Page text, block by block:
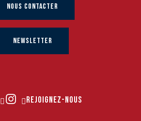
NOUS CONTACTER
NEWSLETTER
REJOIGNEZ-NOUS